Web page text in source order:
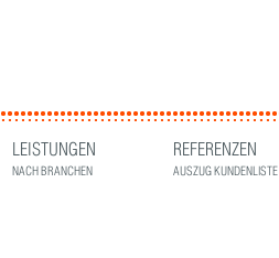
LEISTUNGEN
NACH BRANCHEN
REFERENZEN
AUSZUG KUNDENLISTE